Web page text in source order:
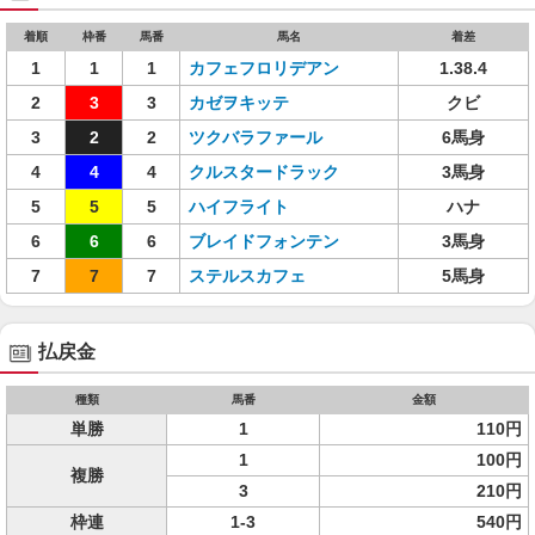
着順 枠番 馬番 馬名 着差
1 1 1 カフェフロリデアン
1.38.4
2
3 3 カゼヲキッテ
クビ
3
2 2 ツクバラファール
6馬身
4
4 4 クルスタードラック
3馬身
5
5 5 ハイフライト
ハナ
6
6 6 ブレイドフォンテン
3馬身
7
7 7 ステルスカフェ 5馬身
払戻金
種類 馬番 金額
単勝 1 110円
複勝
1
100円
3
210円
枠連
1-3
540円